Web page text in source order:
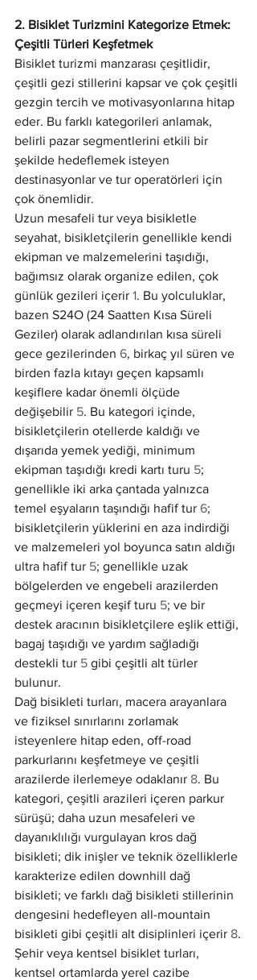
2. Bisiklet Turizmini Kategorize Etmek:
Çeşitli Türleri Keşfetmek
Bisiklet turizmi manzarası çeşitlidir,
çeşitli gezi stillerini kapsar ve çok çeşitli
gezgin tercih ve motivasyonlarına hitap
eder. Bu farklı kategorileri anlamak,
belirli pazar segmentlerini etkili bir
şekilde hedeflemek isteyen
destinasyonlar ve tur operatörleri için
çok önemlidir.
Uzun mesafeli tur veya bisikletle
seyahat, bisikletçilerin genellikle kendi
ekipman ve malzemelerini taşıdığı,
bağımsız olarak organize edilen, çok
günlük gezileri içerir 1. Bu yolculuklar,
bazen S24O (24 Saatten Kısa Süreli
Geziler) olarak adlandırılan kısa süreli
gece gezilerinden 6, birkaç yıl süren ve
birden fazla kıtayı geçen kapsamlı
keşiflere kadar önemli ölçüde
değişebilir 5. Bu kategori içinde,
bisikletçilerin otellerde kaldığı ve
dışarıda yemek yediği, minimum
ekipman taşıdığı kredi kartı turu 5;
genellikle iki arka çantada yalnızca
temel eşyaların taşındığı hafif tur 6;
bisikletçilerin yüklerini en aza indirdiği
ve malzemeleri yol boyunca satın aldığı
ultra hafif tur 5; genellikle uzak
bölgelerden ve engebeli arazilerden
geçmeyi içeren keşif turu 5; ve bir
destek aracının bisikletçilere eşlik ettiği,
bagaj taşıdığı ve yardım sağladığı
destekli tur 5 gibi çeşitli alt türler
bulunur.
Dağ bisikleti turları, macera arayanlara
ve fiziksel sınırlarını zorlamak
isteyenlere hitap eden, off-road
parkurlarını keşfetmeye ve çeşitli
arazilerde ilerlemeye odaklanır 8. Bu
kategori, çeşitli arazileri içeren parkur
sürüşü; daha uzun mesafeleri ve
dayanıklılığı vurgulayan kros dağ
bisikleti; dik inişler ve teknik özelliklerle
karakterize edilen downhill dağ
bisikleti; ve farklı dağ bisikleti stillerinin
dengesini hedefleyen all-mountain
bisikleti gibi çeşitli alt disiplinleri içerir 8.
Şehir veya kentsel bisiklet turları,
kentsel ortamlarda yerel cazibe